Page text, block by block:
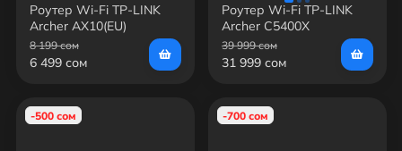
Роутер Wi-Fi TP-LINK
Archer AX10(EU)
8 199 сом
6 499 сом
Роутер Wi-Fi TP-LINK
Archer C5400X
39 999 сом
31 999 сом
-500 сом -700 сом